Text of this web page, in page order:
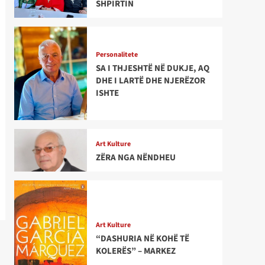
SHPIRTIN
Personalitete
SA I THJESHTË NË DUKJE, AQ
DHE I LARTË DHE NJERËZOR
ISHTE
Art Kulture
ZËRA NGA NËNDHEU
Art Kulture
“DASHURIA NË KOHË TË
KOLERËS” – MARKEZ